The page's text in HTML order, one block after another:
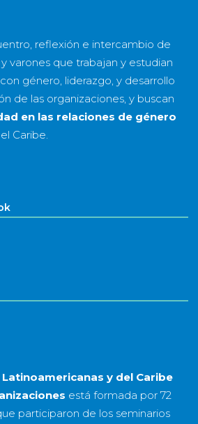
reflexión e intercambio de
varones que trabajan y estudian
género, liderazgo, y desarrollo
de las organizaciones, y buscan
en las relaciones de género
Caribe.
Latinoamericanas y del Caribe
está formada por 72
participaron de los seminarios